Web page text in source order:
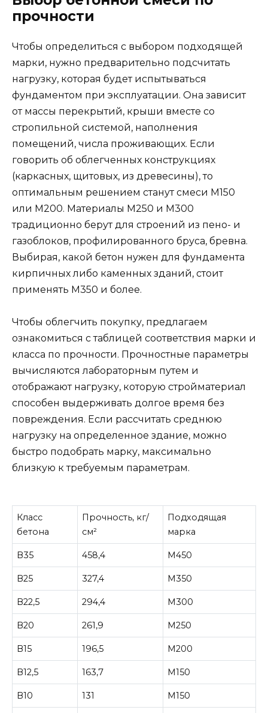
прочности
Чтобы определиться с выбором подходящей
марки, нужно предварительно подсчитать
нагрузку, которая будет испытываться
фундаментом при эксплуатации. Она зависит
от массы перекрытий, крыши вместе со
стропильной системой, наполнения
помещений, числа проживающих. Если
говорить об облегченных конструкциях
(каркасных, щитовых, из древесины), то
оптимальным решением станут смеси М150
или М200. Материалы М250 и М300
традиционно берут для строений из пено- и
газоблоков, профилированного бруса, бревна.
Выбирая, какой бетон нужен для фундамента
кирпичных либо каменных зданий, стоит
применять М350 и более.
Чтобы облегчить покупку, предлагаем
ознакомиться с таблицей соответствия марки и
класса по прочности. Прочностные параметры
вычисляются лабораторным путем и
отображают нагрузку, которую стройматериал
способен выдерживать долгое время без
повреждения. Если рассчитать среднюю
нагрузку на определенное здание, можно
быстро подобрать марку, максимально
близкую к требуемым параметрам.
Класс
бетона
Прочность, кг/
см²
Подходящая
марка
В35 458,4 М450
В25 327,4 М350
В22,5 294,4 М300
В20 261,9 М250
В15 196,5 М200
В12,5 163,7 М150
В10 131 М150